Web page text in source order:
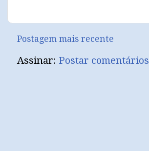
Postagem mais recente
Assinar: Postar